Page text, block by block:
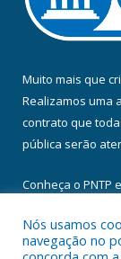
Muito mais que
Realizamos uma
contrato que
pública serão
Conheça o PNTP
Nós usamos
navegação no